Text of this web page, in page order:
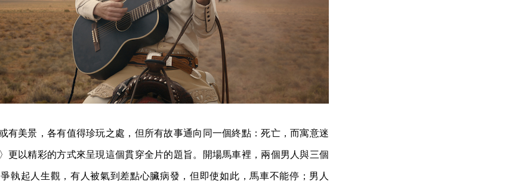
有美景，各有值得珍玩之處，但所有故事通向同一個終點：死亡，而寓意迷
更以精彩的方式來呈現這個貫穿全片的題旨。開場馬車裡，兩個男人與三個
執起人生觀，有人被氣到差點心臟病發，但即使如此，馬車不能停；男人